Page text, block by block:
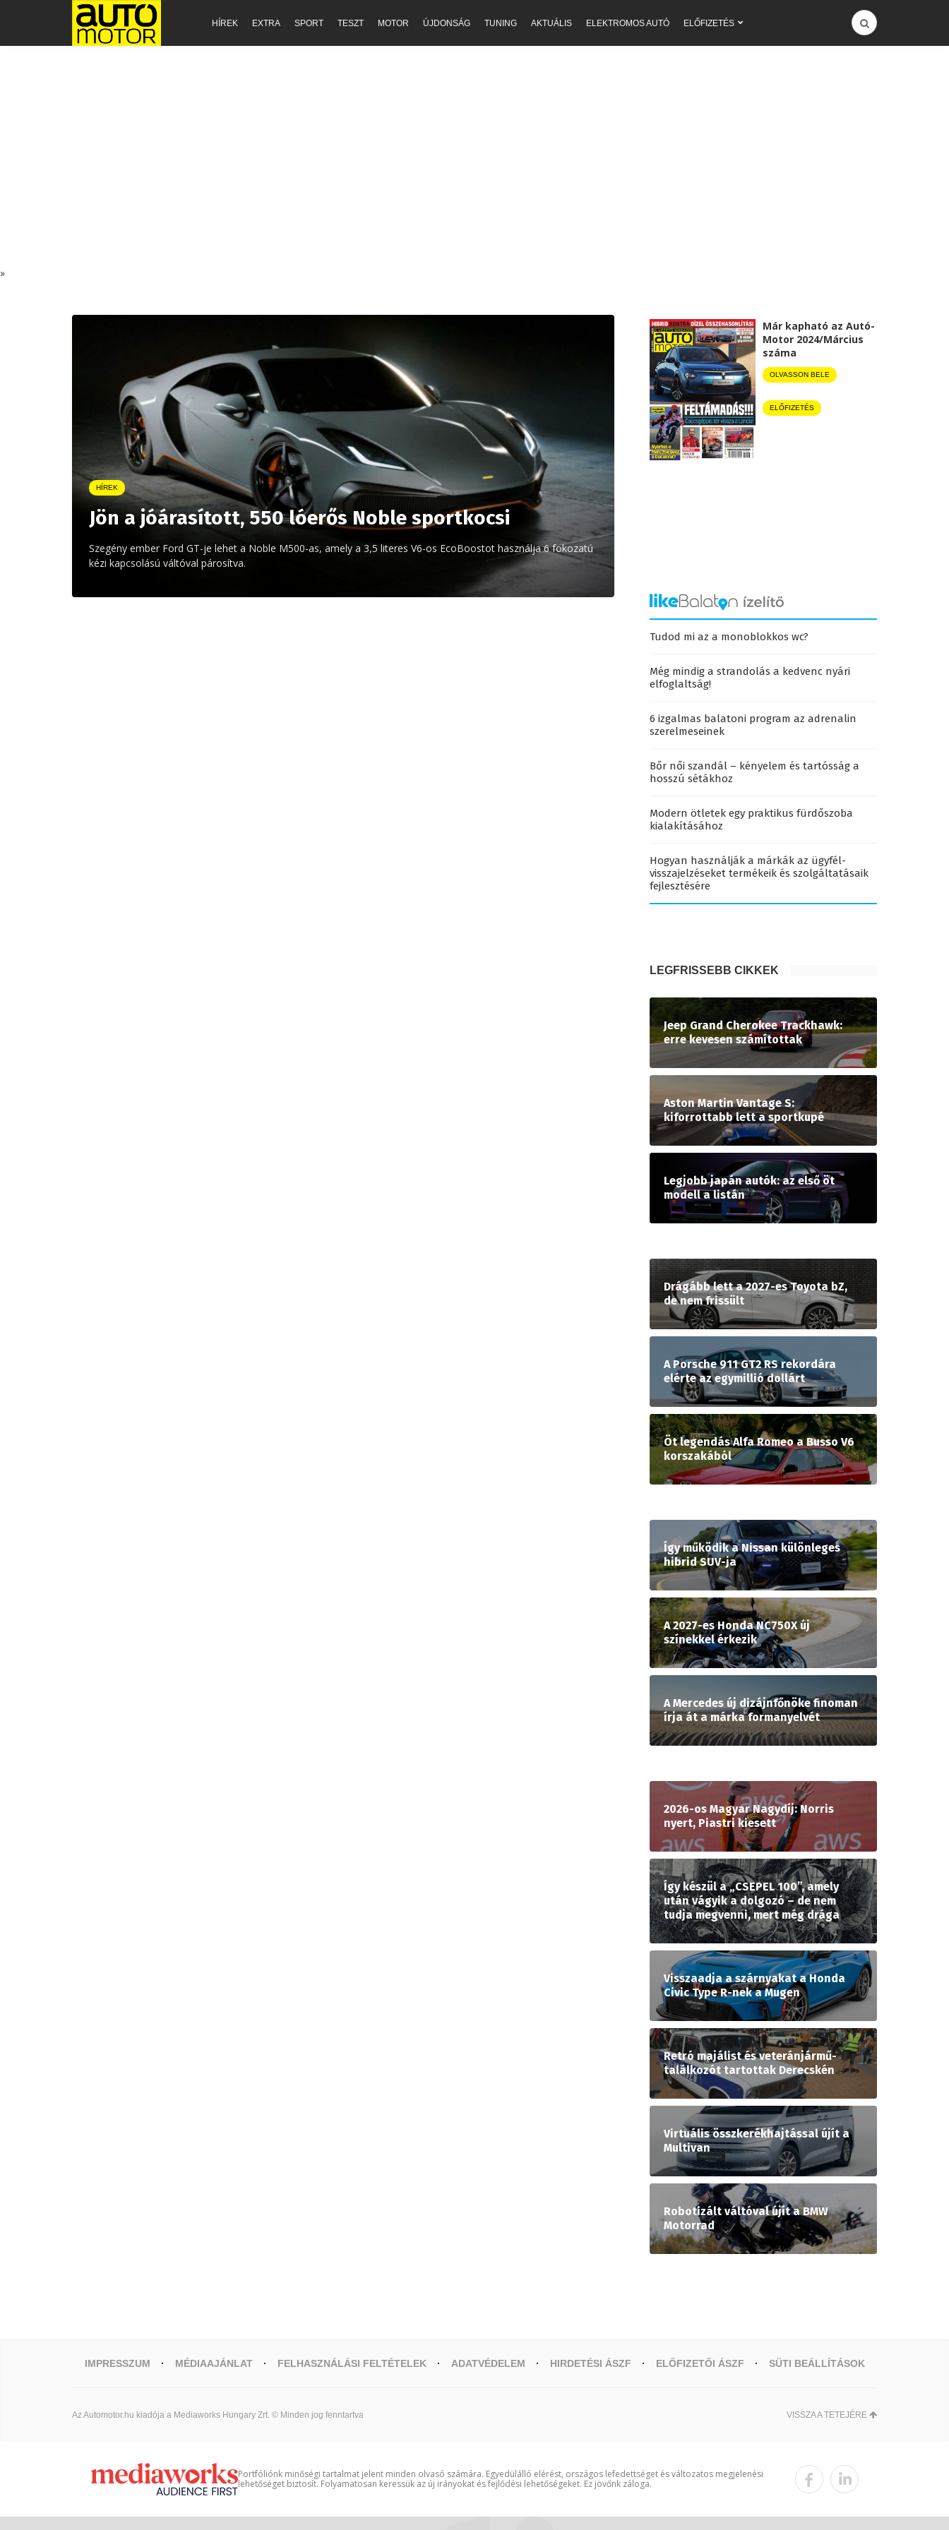
HÍREK EXTRA SPORT TESZT MOTOR ÚJDONSÁG TUNING AKTUÁLIS ELEKTROMOS AUTÓ ELŐFIZETÉS
»
HÍREK
Jön a jóárasított, 550 lóerős Noble sportkocsi
Szegény ember Ford GT-je lehet a Noble M500-as, amely a 3,5 literes V6-os EcoBoostot használja 6 fokozatú
kézi kapcsolású váltóval párosítva.
Már kapható az Autó-
Motor 2024/Március
száma
OLVASSON BELE
ELŐFIZETÉS
Tudod mi az a monoblokkos wc?
Még mindig a strandolás a kedvenc nyári
elfoglaltság!
6 izgalmas balatoni program az adrenalin
szerelmeseinek
Bőr női szandál – kényelem és tartósság a
hosszú sétákhoz
Modern ötletek egy praktikus fürdőszoba
kialakításához
Hogyan használják a márkák az ügyfél-
visszajelzéseket termékeik és szolgáltatásaik
fejlesztésére
LEGFRISSEBB CIKKEK
Jeep Grand Cherokee Trackhawk:
erre kevesen számítottak
Aston Martin Vantage S:
kiforrottabb lett a sportkupé
Legjobb japán autók: az első öt
modell a listán
Drágább lett a 2027-es Toyota bZ,
de nem frissült
A Porsche 911 GT2 RS rekordára
elérte az egymillió dollárt
Öt legendás Alfa Romeo a Busso V6
korszakából
Így működik a Nissan különleges
hibrid SUV-ja
A 2027-es Honda NC750X új
színekkel érkezik
A Mercedes új dizájnfőnöke finoman
írja át a márka formanyelvét
2026-os Magyar Nagydíj: Norris
nyert, Piastri kiesett
Így készül a „CSEPEL 100”, amely
után vágyik a dolgozó – de nem
tudja megvenni, mert még drága
Visszaadja a szárnyakat a Honda
Civic Type R-nek a Mugen
Retró majálist és veteránjármű-
találkozót tartottak Derecskén
Virtuális összkerékhajtással újít a
Multivan
Robotizált váltóval újít a BMW
Motorrad
IMPRESSZUM MÉDIAAJÁNLAT FELHASZNÁLÁSI FELTÉTELEK ADATVÉDELEM HIRDETÉSI ÁSZF ELŐFIZETŐI ÁSZF SÜTI BEÁLLÍTÁSOK
Az Automotor.hu kiadója a Mediaworks Hungary Zrt. © Minden jog fenntartva VISSZA A TETEJÉRE
Portfóliónk minőségi tartalmat jelent minden olvasó számára. Egyedülálló elérést, országos lefedettséget és változatos megjelenési
lehetőséget biztosít. Folyamatosan keressük az új irányokat és fejlődési lehetőségeket. Ez jövőnk záloga.